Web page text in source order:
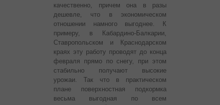
качественно, причем она в разы
дешевле, что в экономическом
отношении намного выгоднее. К
примеру, в Кабардино-Балкарии,
Ставропольском и Краснодарском
краях эту работу проводят до конца
февраля прямо по снегу, при этом
стабильно получают высокие
урожаи. Так что в практическом
плане поверхностная подкормка
весьма выгодная по всем